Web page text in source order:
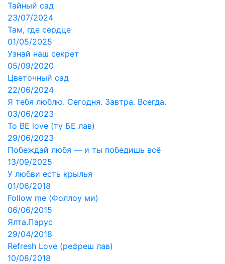
Тайный сад
23/07/2024
Там, где сердце
01/05/2025
Узнай наш секрет
05/09/2020
Цветочный сад
22/06/2024
Я тебя люблю. Сегодня. Завтра. Всегда.
03/06/2023
To BE love (ту БЕ лав)
29/06/2023
Побеждай любя — и ты победишь всё
13/09/2025
У любви есть крылья
01/06/2018
Follow me (Фоллоу ми)
06/06/2015
Ялта.Парус
29/04/2018
Refresh Love (рефреш лав)
10/08/2018